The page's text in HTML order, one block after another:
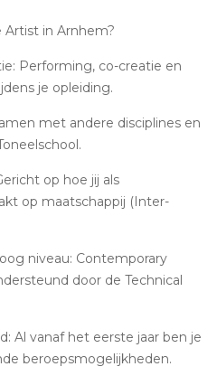
in Arnhem?
Performing, co-creatie en
je opleiding.
met andere disciplines en
op hoe jij als
op maatschappij (Inter-
niveau: Contemporary
door de Technical
Al vanaf het eerste jaar ben je
beroepsmogelijkheden.